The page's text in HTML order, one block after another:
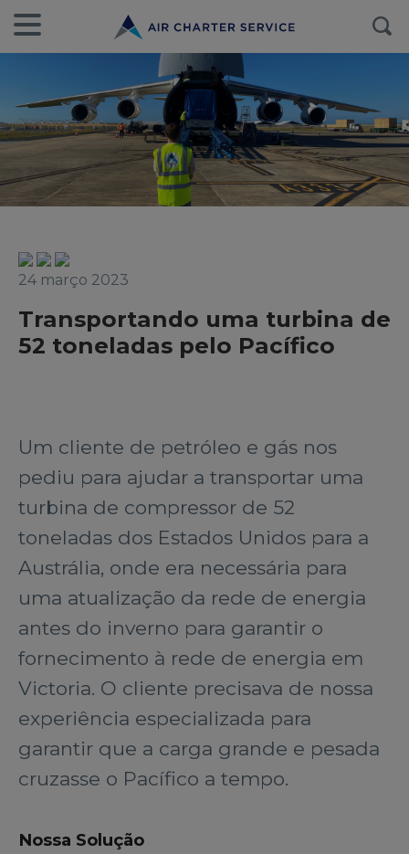
24 março 2023
Transportando uma turbina de
52 toneladas pelo Pacífico
Um cliente de petróleo e gás nos
pediu para ajudar a transportar uma
turbina de compressor de 52
toneladas dos Estados Unidos para a
Austrália, onde era necessária para
uma atualização da rede de energia
antes do inverno para garantir o
fornecimento à rede de energia em
Victoria. O cliente precisava de nossa
experiência especializada para
garantir que a carga grande e pesada
cruzasse o Pacífico a tempo.
Nossa Solução